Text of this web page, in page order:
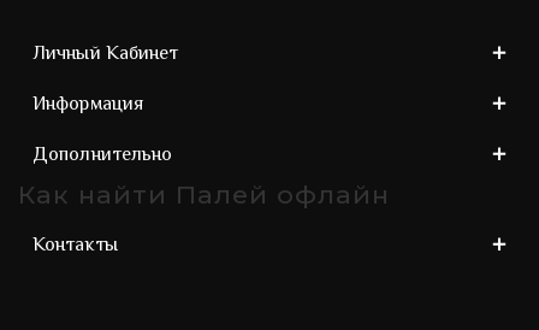
Личный Кабинет
Информация
Дополнительно
Как найти Палей офлайн
Контакты